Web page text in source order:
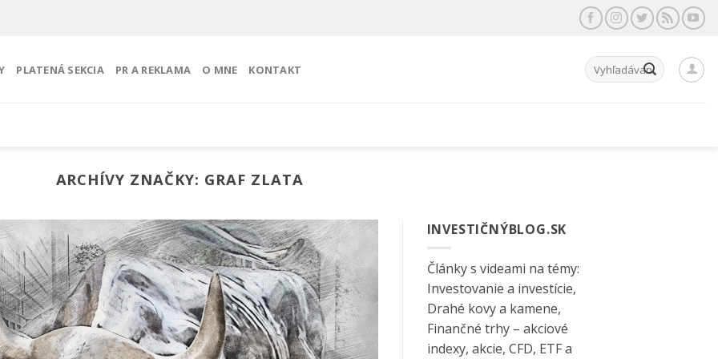
PLATENÁ SEKCIA PR A REKLAMA O MNE KONTAKT Hľadať:
ARCHÍVY ZNAČKY: GRAF ZLATA
INVESTIČNÝBLOG.SK
Články s videami na témy:
Investovanie a investície,
Drahé kovy a kamene,
Finančné trhy – akciové
indexy, akcie, CFD, ETF a